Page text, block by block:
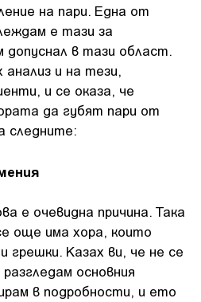
на пари. Една от
е тази за
в тази област.
и на тези,
и се оказа, че
да губят пари от
следните:
е очевидна причина. Така
още има хора, които
грешки. Казах ви, че не се
основния
в подробности, и ето